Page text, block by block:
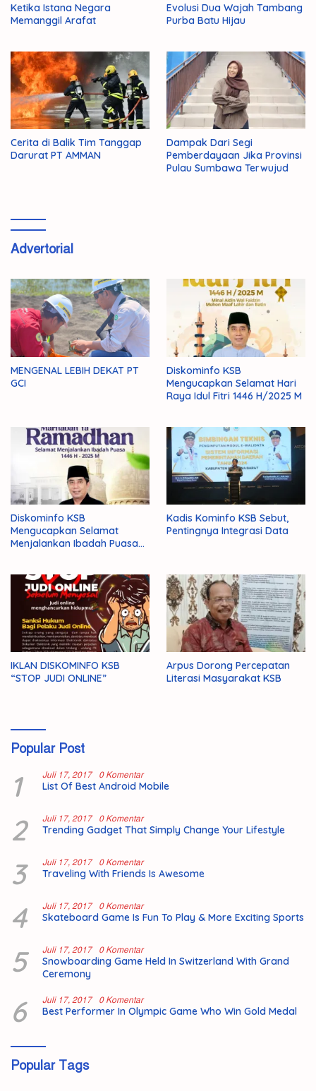
Ketika Istana Negara
Memanggil Arafat
Evolusi Dua Wajah Tambang
Purba Batu Hijau
Cerita di Balik Tim Tanggap
Darurat PT AMMAN
Dampak Dari Segi
Pemberdayaan Jika Provinsi
Pulau Sumbawa Terwujud
Advertorial
MENGENAL LEBIH DEKAT PT
GCI
Diskominfo KSB
Mengucapkan Selamat Hari
Raya Idul Fitri 1446 H/2025 M
Diskominfo KSB
Mengucapkan Selamat
Menjalankan Ibadah Puasa
Kadis Kominfo KSB Sebut,
Pentingnya Integrasi Data
IKLAN DISKOMINFO KSB
“STOP JUDI ONLINE”
Arpus Dorong Percepatan
Literasi Masyarakat KSB
Popular Post
1 Juli 17, 2017 0 Komentar
List Of Best Android Mobile
2 Juli 17, 2017 0 Komentar
Trending Gadget That Simply Change Your Lifestyle
3 Juli 17, 2017 0 Komentar
Traveling With Friends Is Awesome
4 Juli 17, 2017 0 Komentar
Skateboard Game Is Fun To Play & More Exciting Sports
5 Juli 17, 2017 0 Komentar
Snowboarding Game Held In Switzerland With Grand
Ceremony
6 Juli 17, 2017 0 Komentar
Best Performer In Olympic Game Who Win Gold Medal
Popular Tags